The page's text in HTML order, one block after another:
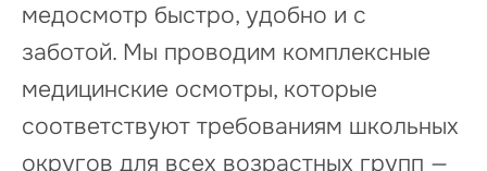
медосмотр быстро, удобно и с
заботой. Мы проводим комплексные
медицинские осмотры, которые
соответствуют требованиям школьных
округов для всех возрастных групп —